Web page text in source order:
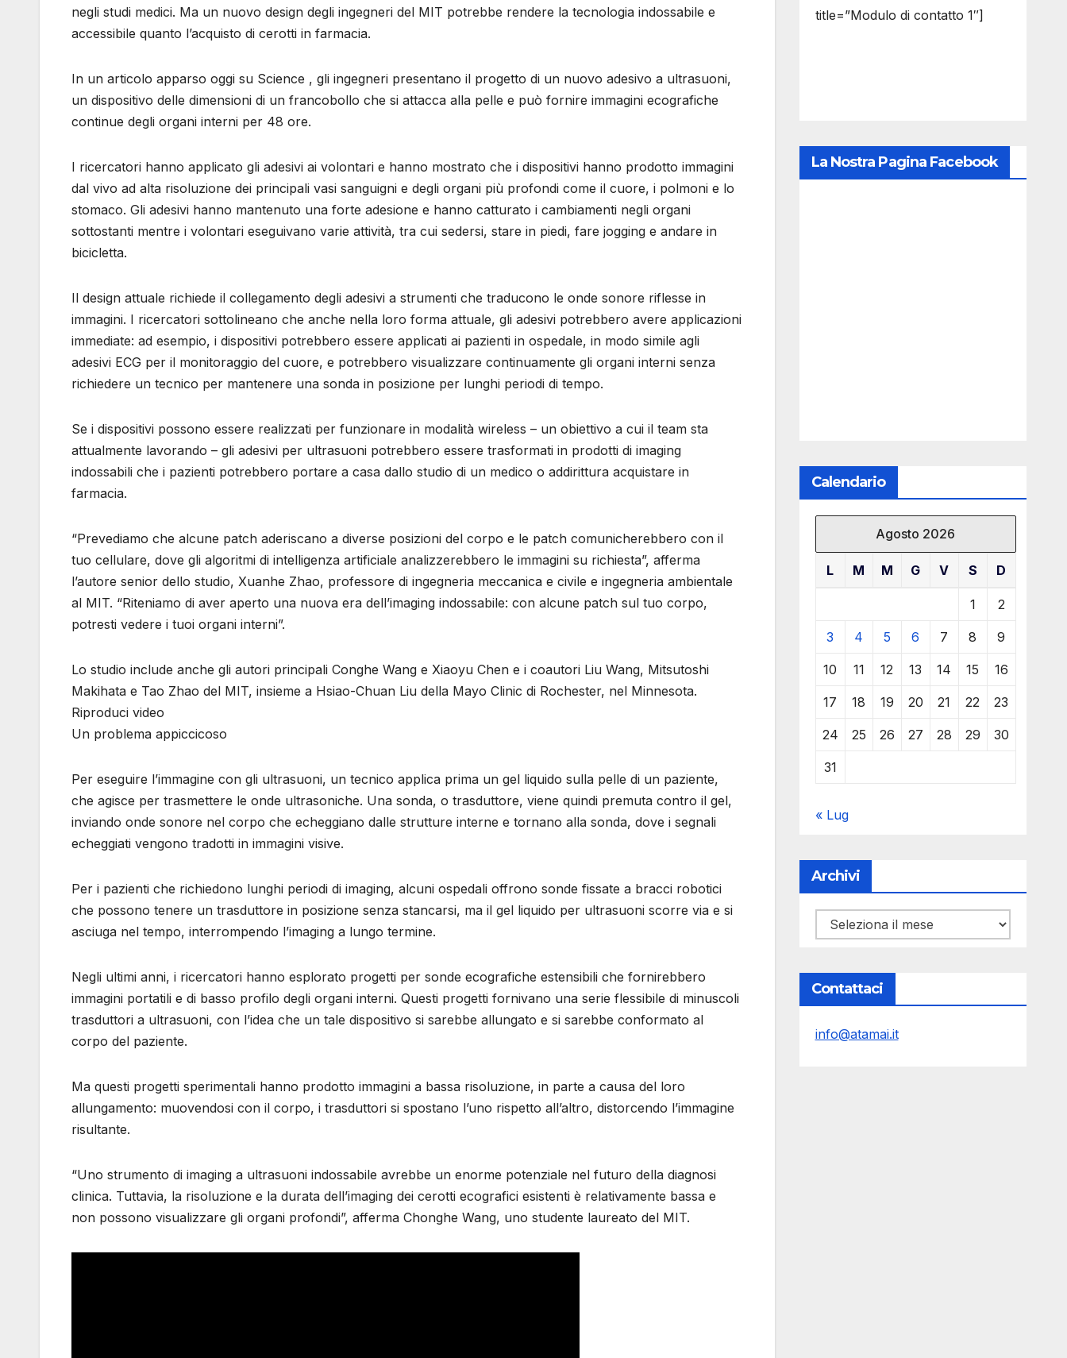
negli studi medici. Ma un nuovo design degli ingegneri del MIT potrebbe rendere la tecnologia indossabile e
accessibile quanto l’acquisto di cerotti in farmacia.
In un articolo apparso oggi su Science , gli ingegneri presentano il progetto di un nuovo adesivo a ultrasuoni,
un dispositivo delle dimensioni di un francobollo che si attacca alla pelle e può fornire immagini ecografiche
continue degli organi interni per 48 ore.
I ricercatori hanno applicato gli adesivi ai volontari e hanno mostrato che i dispositivi hanno prodotto immagini
dal vivo ad alta risoluzione dei principali vasi sanguigni e degli organi più profondi come il cuore, i polmoni e lo
stomaco. Gli adesivi hanno mantenuto una forte adesione e hanno catturato i cambiamenti negli organi
sottostanti mentre i volontari eseguivano varie attività, tra cui sedersi, stare in piedi, fare jogging e andare in
bicicletta.
Il design attuale richiede il collegamento degli adesivi a strumenti che traducono le onde sonore riflesse in
immagini. I ricercatori sottolineano che anche nella loro forma attuale, gli adesivi potrebbero avere applicazioni
immediate: ad esempio, i dispositivi potrebbero essere applicati ai pazienti in ospedale, in modo simile agli
adesivi ECG per il monitoraggio del cuore, e potrebbero visualizzare continuamente gli organi interni senza
richiedere un tecnico per mantenere una sonda in posizione per lunghi periodi di tempo.
Se i dispositivi possono essere realizzati per funzionare in modalità wireless – un obiettivo a cui il team sta
attualmente lavorando – gli adesivi per ultrasuoni potrebbero essere trasformati in prodotti di imaging
indossabili che i pazienti potrebbero portare a casa dallo studio di un medico o addirittura acquistare in
farmacia.
“Prevediamo che alcune patch aderiscano a diverse posizioni del corpo e le patch comunicherebbero con il
tuo cellulare, dove gli algoritmi di intelligenza artificiale analizzerebbero le immagini su richiesta”, afferma
l’autore senior dello studio, Xuanhe Zhao, professore di ingegneria meccanica e civile e ingegneria ambientale
al MIT. “Riteniamo di aver aperto una nuova era dell’imaging indossabile: con alcune patch sul tuo corpo,
potresti vedere i tuoi organi interni”.
Lo studio include anche gli autori principali Conghe Wang e Xiaoyu Chen e i coautori Liu Wang, Mitsutoshi
Makihata e Tao Zhao del MIT, insieme a Hsiao-Chuan Liu della Mayo Clinic di Rochester, nel Minnesota.
Riproduci video
Un problema appiccicoso
Per eseguire l’immagine con gli ultrasuoni, un tecnico applica prima un gel liquido sulla pelle di un paziente,
che agisce per trasmettere le onde ultrasoniche. Una sonda, o trasduttore, viene quindi premuta contro il gel,
inviando onde sonore nel corpo che echeggiano dalle strutture interne e tornano alla sonda, dove i segnali
echeggiati vengono tradotti in immagini visive.
Per i pazienti che richiedono lunghi periodi di imaging, alcuni ospedali offrono sonde fissate a bracci robotici
che possono tenere un trasduttore in posizione senza stancarsi, ma il gel liquido per ultrasuoni scorre via e si
asciuga nel tempo, interrompendo l’imaging a lungo termine.
Negli ultimi anni, i ricercatori hanno esplorato progetti per sonde ecografiche estensibili che fornirebbero
immagini portatili e di basso profilo degli organi interni. Questi progetti fornivano una serie flessibile di minuscoli
trasduttori a ultrasuoni, con l’idea che un tale dispositivo si sarebbe allungato e si sarebbe conformato al
corpo del paziente.
Ma questi progetti sperimentali hanno prodotto immagini a bassa risoluzione, in parte a causa del loro
allungamento: muovendosi con il corpo, i trasduttori si spostano l’uno rispetto all’altro, distorcendo l’immagine
risultante.
“Uno strumento di imaging a ultrasuoni indossabile avrebbe un enorme potenziale nel futuro della diagnosi
clinica. Tuttavia, la risoluzione e la durata dell’imaging dei cerotti ecografici esistenti è relativamente bassa e
non possono visualizzare gli organi profondi”, afferma Chonghe Wang, uno studente laureato del MIT.
title=”Modulo di contatto 1″]
La Nostra Pagina Facebook
Calendario
Agosto 2026
L M M G V S D
1 2
3 4 5 6 7 8 9
10 11 12 13 14 15 16
17 18 19 20 21 22 23
24 25 26 27 28 29 30
31
« Lug
Archivi
Archivi
Contattaci
info@atamai.it